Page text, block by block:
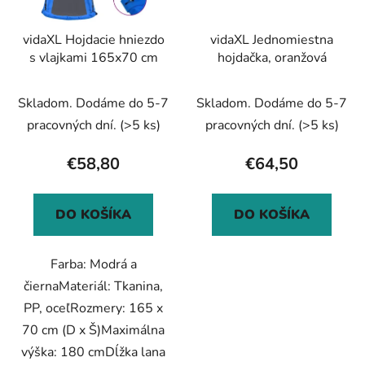
vidaXL Hojdacie hniezdo
s vlajkami 165x70 cm
Skladom. Dodáme do 5-7
pracovných dní. (>5 ks)
€58,80
DO KOŠÍKA
Farba: Modrá a
čiernaMateriál: Tkanina,
PP, oceľRozmery: 165 x
70 cm (D x Š)Maximálna
výška: 180 cmDĺžka lana
vidaXL Jednomiestna
hojdačka, oranžová
Skladom. Dodáme do 5-7
pracovných dní. (>5 ks)
€64,50
DO KOŠÍKA